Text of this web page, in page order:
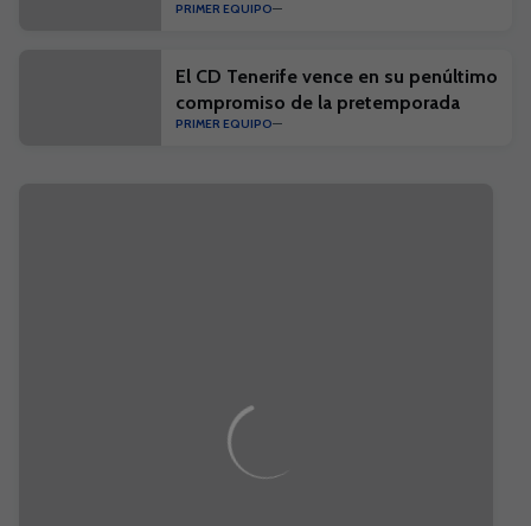
pretemporada
PRIMER EQUIPO
El CD Tenerife vence en su penúltimo
compromiso de la pretemporada
PRIMER EQUIPO